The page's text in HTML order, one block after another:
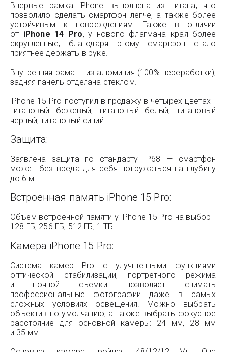
Впервые рамка iPhone выполнена из титана, что
позволило сделать смартфон легче, а также более
устойчивым к повреждениям. Также в отличии
от iPhone 14 Pro, у нового флагмана края более
скругленные, благодаря этому смартфон стало
приятнее держать в руке.
Внутренняя рама — из алюминия (100% переработки),
задняя панель отделана стеклом.
iPhone 15 Pro поступил в продажу в четырех цветах -
титановый бежевый, титановый белый, титановый
черный, титановый синий.
Защита:
Заявлена защита по стандарту IP68 — смартфон
может без вреда для себя погружаться на глубину
до 6 м.
Встроенная память iPhone 15 Pro:
Объем встроенной памяти у iPhone 15 Pro на выбор -
128 ГБ, 256 ГБ, 512 ГБ, 1 ТБ.
Камера iPhone 15 Pro:
Система камер Pro с улучшенными функциями
оптической стабилизации, портретного режима
и ночной съемки позволяет снимать
профессиональные фотографии даже в самых
сложных условиях освещения. Можно выбрать
объектив по умолчанию, а также выбрать фокусное
расстояние для основной камеры: 24 мм, 28 мм
и 35 мм.